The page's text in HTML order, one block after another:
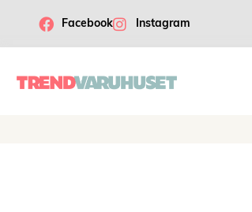
Facebook Instagram